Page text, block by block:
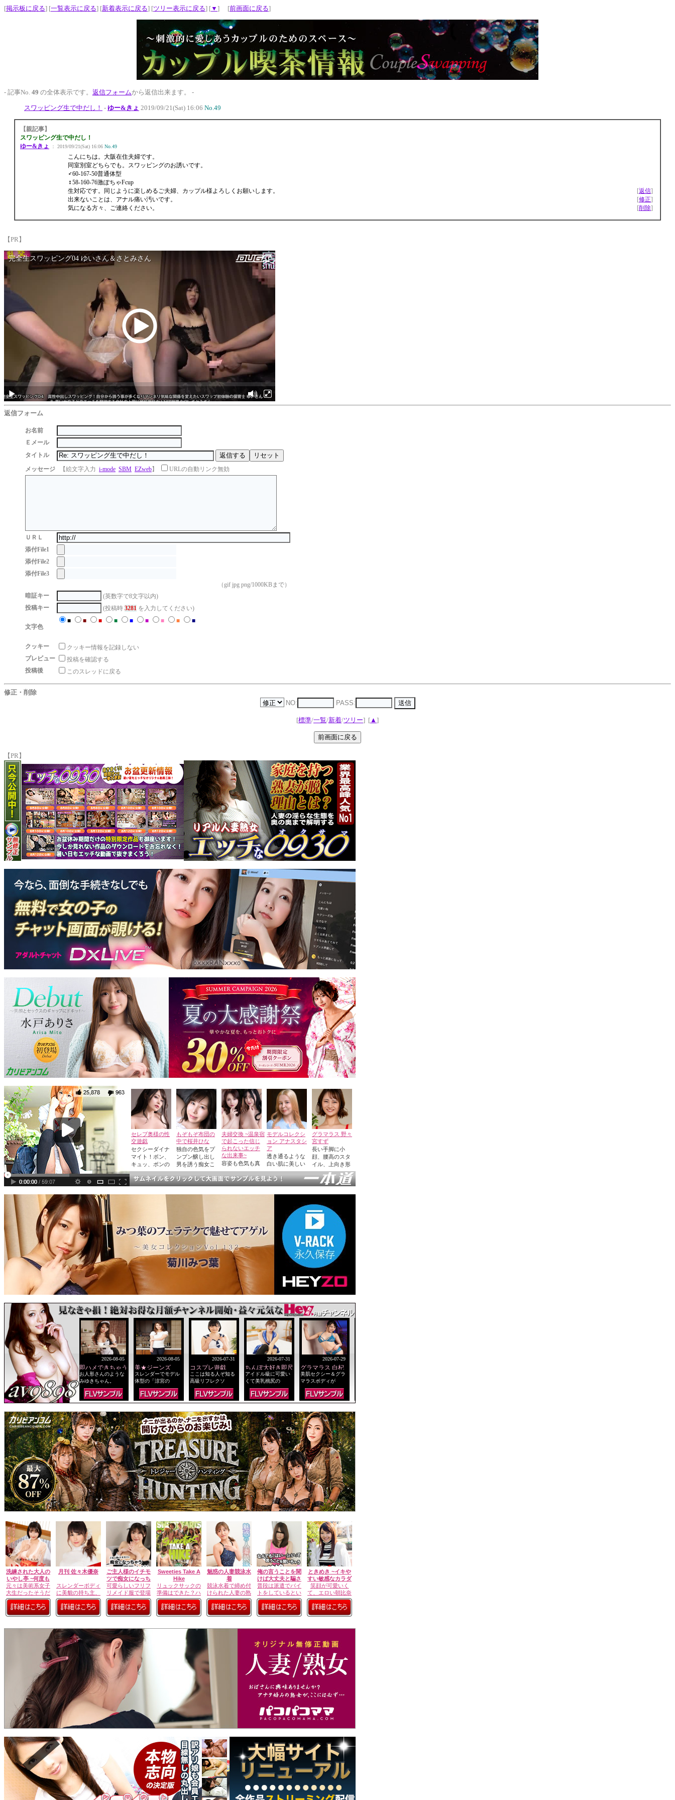
[掲示板に戻る] [一覧表示に戻る] [新着表示に戻る] [ツリー表示に戻る] [▼ ] [前画面に戻る]
- 記事No. 49 の全体表示です。 返信フォームから返信出来ます。 -
スワッピング生で中だし！ - ゆー&きょ 2019/09/21(Sat) 16:06 No.49
【親記事】
スワッピング生で中だし！
ゆー&きょ
： 2019/09/21(Sat) 16:06 No.49
こんにちは。大阪在住夫婦です。
同室別室どちらでも。スワッピングのお誘いです。
♂60-167-50普通体型
♀58-160-76激ぽちゃFcup
生対応です。同じように楽しめるご夫婦、カップル様よろしくお願いします。
出来ないことは、アナル痛い汚いです。
気になる方々、ご連絡ください。
[返信]
[修正]
[削除]
【PR】
返信フォーム
お名前
Ｅメール
タイトル
メッセージ
【絵文字入力 i-mode SBM EZweb】 URLの自動リンク無効
ＵＲＬ
添付File1
添付File2
添付File3
（gif jpg png/1000KBまで）
暗証キー
(英数字で8文字以内)
投稿キー
(投稿時 3281 を入力してください)
文字色
■ ■ ■ ■ ■ ■ ■ ■ ■
クッキー
クッキー情報を記録しない
プレビュー
投稿を確認する
投稿後
このスレッドに戻る
修正・削除
NO:
PASS:
[標準/一覧/新着/ツリー] [ ▲ ]
【PR】